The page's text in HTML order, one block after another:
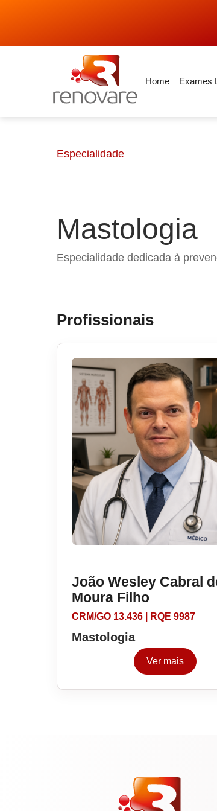
Home Exames
Especialidade
Mastologia
Especialidade dedicada à
Profissionais
João Wesley Cabral
Moura Filho
CRM/GO 13.436 | RQE 9987
Mastologia
Ver mais